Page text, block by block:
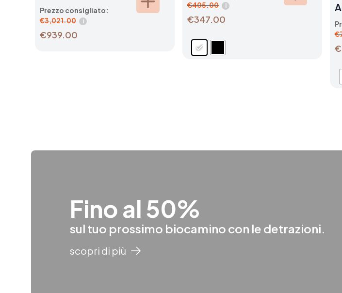
Prezzo consigliato:
€3,021.00 i
€939.00
€405.00 i
€347.00
€
Fino al 50%
sul tuo prossimo biocamino con le detrazioni.
scopri di più